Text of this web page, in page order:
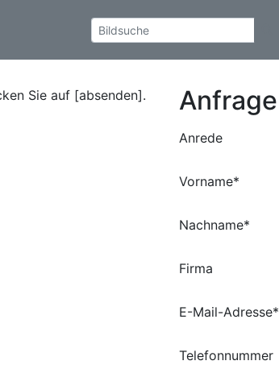
Sie auf [absenden]. Anfrage
Anrede
Vorname*
Nachname*
Firma
E-Mail-Adresse*
Telefonnummer